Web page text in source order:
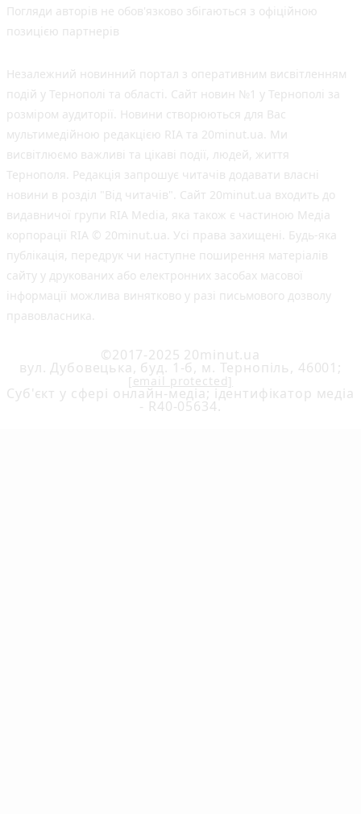
Погляди авторів не обов'язково збігаються з офіційною
позицією партнерів
Незалежний новинний портал з оперативним висвітленням
подій у Тернополі та області. Сайт новин №1 у Тернополі за
розміром аудиторії. Новини створюються для Вас
мультимедійною редакцією RIA та 20minut.ua. Ми
висвітлюємо важливі та цікаві події, людей, життя
Тернополя. Редакція запрошує читачів додавати власні
новини в розділ "Від читачів". Сайт 20minut.ua входить до
видавничої групи RIA Media, яка також є частиною Медіа
корпорації RIA © 20minut.ua. Усі права захищені. Будь-яка
публiкацiя, передрук чи наступне поширення матеріалів
сайту у друкованих або електронних засобах масової
інформації можлива винятково у разі письмового дозволу
правовласника.
©2017-2025 20minut.ua
вул. Дубовецька, буд. 1-б, м. Тернопіль, 46001;
[email protected]
Cуб'єкт у сфері онлайн-медіа; ідентифікатор медіа
- R40-05634.